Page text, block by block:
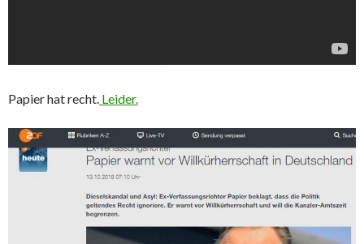
Papier hat recht. Leider.